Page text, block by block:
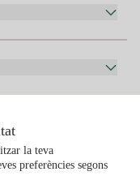
la teva
preferències segons